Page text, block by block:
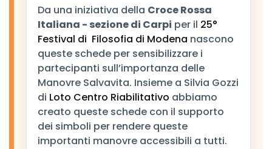
Da una iniziativa della Croce Rossa
Italiana - sezione di Carpi per il 25°
Festival di Filosofia di Modena nascono
queste schede per sensibilizzare i
partecipanti sull’importanza delle
Manovre Salvavita. Insieme a Silvia Gozzi
di Loto Centro Riabilitativo abbiamo
creato queste schede con il supporto
dei simboli per rendere queste
importanti manovre accessibili a tutti.